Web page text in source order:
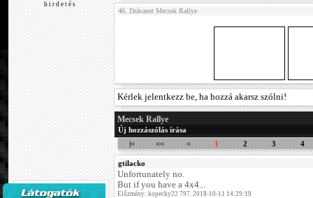
h i r d e t é s
46. Drávanet Mecsek Rallye
Kérlek jelentkezz be, ha hozzá akarsz szólni!
Mecsek Rallye
Új hozzászólás írása
|<
<< < 1 2 3 4
gtilacko
Unfortunately no.
But if you have a 4x4...
Előzmény: kopecky22 797. 2018-10-11 14:29:19